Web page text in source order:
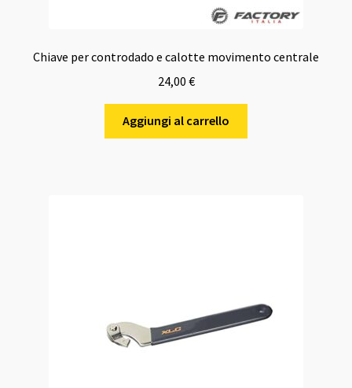
Chiave per controdado e calotte movimento centrale
24,00 €
Aggiungi al carrello